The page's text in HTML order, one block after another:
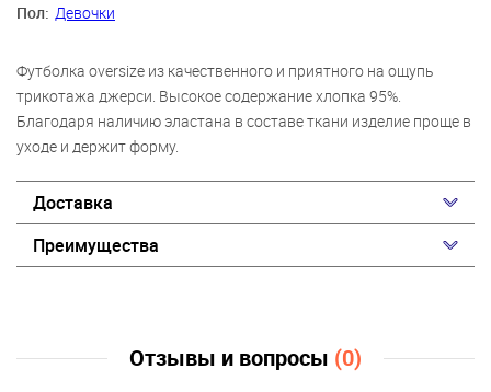
Пол: Девочки
Футболка oversize из качественного и приятного на ощупь
трикотажа джерси. Высокое содержание хлопка 95%.
Благодаря наличию эластана в составе ткани изделие проще в
уходе и держит форму.
Доставка
Преимущества
Отзывы и вопросы (0)